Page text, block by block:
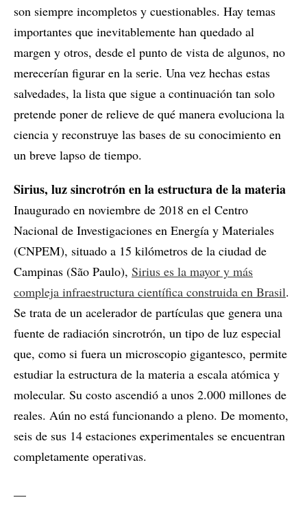
son siempre incompletos y cuestionables. Hay temas
importantes que inevitablemente han quedado al
margen y otros, desde el punto de vista de algunos, no
merecerían figurar en la serie. Una vez hechas estas
salvedades, la lista que sigue a continuación tan solo
pretende poner de relieve de qué manera evoluciona la
ciencia y reconstruye las bases de su conocimiento en
un breve lapso de tiempo.
Sirius, luz sincrotrón en la estructura de la materia
Inaugurado en noviembre de 2018 en el Centro
Nacional de Investigaciones en Energía y Materiales
(CNPEM), situado a 15 kilómetros de la ciudad de
Campinas (São Paulo), Sirius es la mayor y más
compleja infraestructura científica construida en Brasil.
Se trata de un acelerador de partículas que genera una
fuente de radiación sincrotrón, un tipo de luz especial
que, como si fuera un microscopio gigantesco, permite
estudiar la estructura de la materia a escala atómica y
molecular. Su costo ascendió a unos 2.000 millones de
reales. Aún no está funcionando a pleno. De momento,
seis de sus 14 estaciones experimentales se encuentran
completamente operativas.